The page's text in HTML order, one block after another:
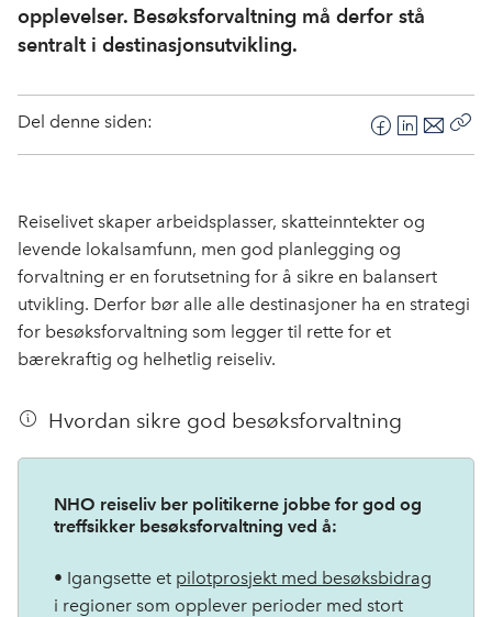
opplevelser. Besøksforvaltning må derfor stå
sentralt i destinasjonsutvikling.
Del denne siden:
F
a
e
b
L
i
k
e
E
-
o
Reiselivet skaper arbeidsplasser, skatteinntekter og
levende lokalsamfunn, men god planlegging og
forvaltning er en forutsetning for å sikre en balansert
utvikling. Derfor bør alle alle destinasjoner ha en strategi
for besøksforvaltning som legger til rette for et
bærekraftig og helhetlig reiseliv.
Hvordan sikre god besøksforvaltning
NHO reiseliv ber politikerne jobbe for god og
treffsikker besøksforvaltning ved å:
• Igangsette et pilotprosjekt med besøksbidrag
i regioner som opplever perioder med stort